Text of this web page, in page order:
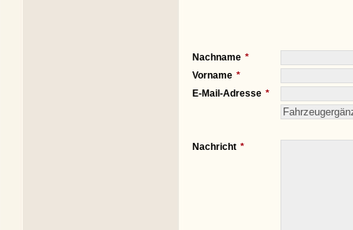
Nachname
Vorname
E-Mail-Adresse
Nachricht